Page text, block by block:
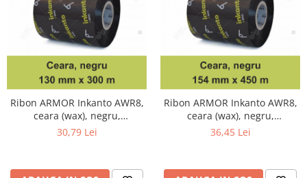
Ribon ARMOR Inkanto AWR8,
ceara (wax), negru,
130mmX300M, OUT
30,79 Lei
Ribon ARMOR Inkanto AWR8,
ceara (wax), negru,
154mmX300M, OUT
36,45 Lei